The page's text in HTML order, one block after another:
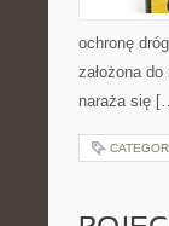
ochronę
założona
naraża się